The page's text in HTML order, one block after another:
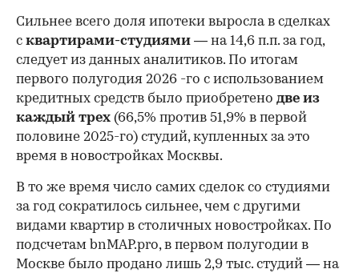
Сильнее всего доля ипотеки выросла в сделках
с квартирами-студиями — на 14,6 п.п. за год,
следует из данных аналитиков. По итогам
первого полугодия 2026 -го с использованием
кредитных средств было приобретено две из
каждый трех (66,5% против 51,9% в первой
половине 2025-го) студий, купленных за это
время в новостройках Москвы.
В то же время число самих сделок со студиями
за год сократилось сильнее, чем с другими
видами квартир в столичных новостройках. По
подсчетам bnMAP.pro, в первом полугодии в
Москве было продано лишь 2,9 тыс. студий — на